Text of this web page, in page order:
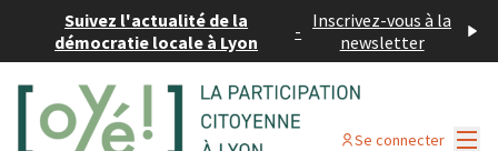
Suivez l'actualité de la
démocratie locale à Lyon
- Inscrivez-vous à la
newsletter
Se connecter